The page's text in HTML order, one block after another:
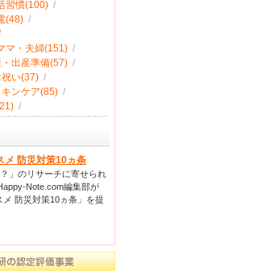
習慣(100)/
(48)/
マ・夫婦(151)/
出産準備(57)/
い(37)/
ンケア(85)/
/
メ 防災対策10ヵ条
」のリサーチに寄せられ
Note.com編集部が
メ 防災対策10ヵ条」を提